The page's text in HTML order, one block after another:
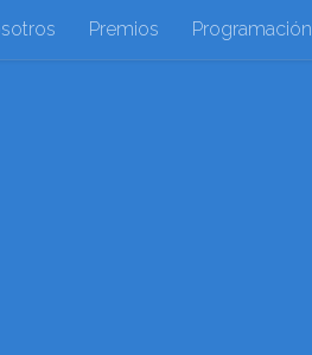
Premios Programación